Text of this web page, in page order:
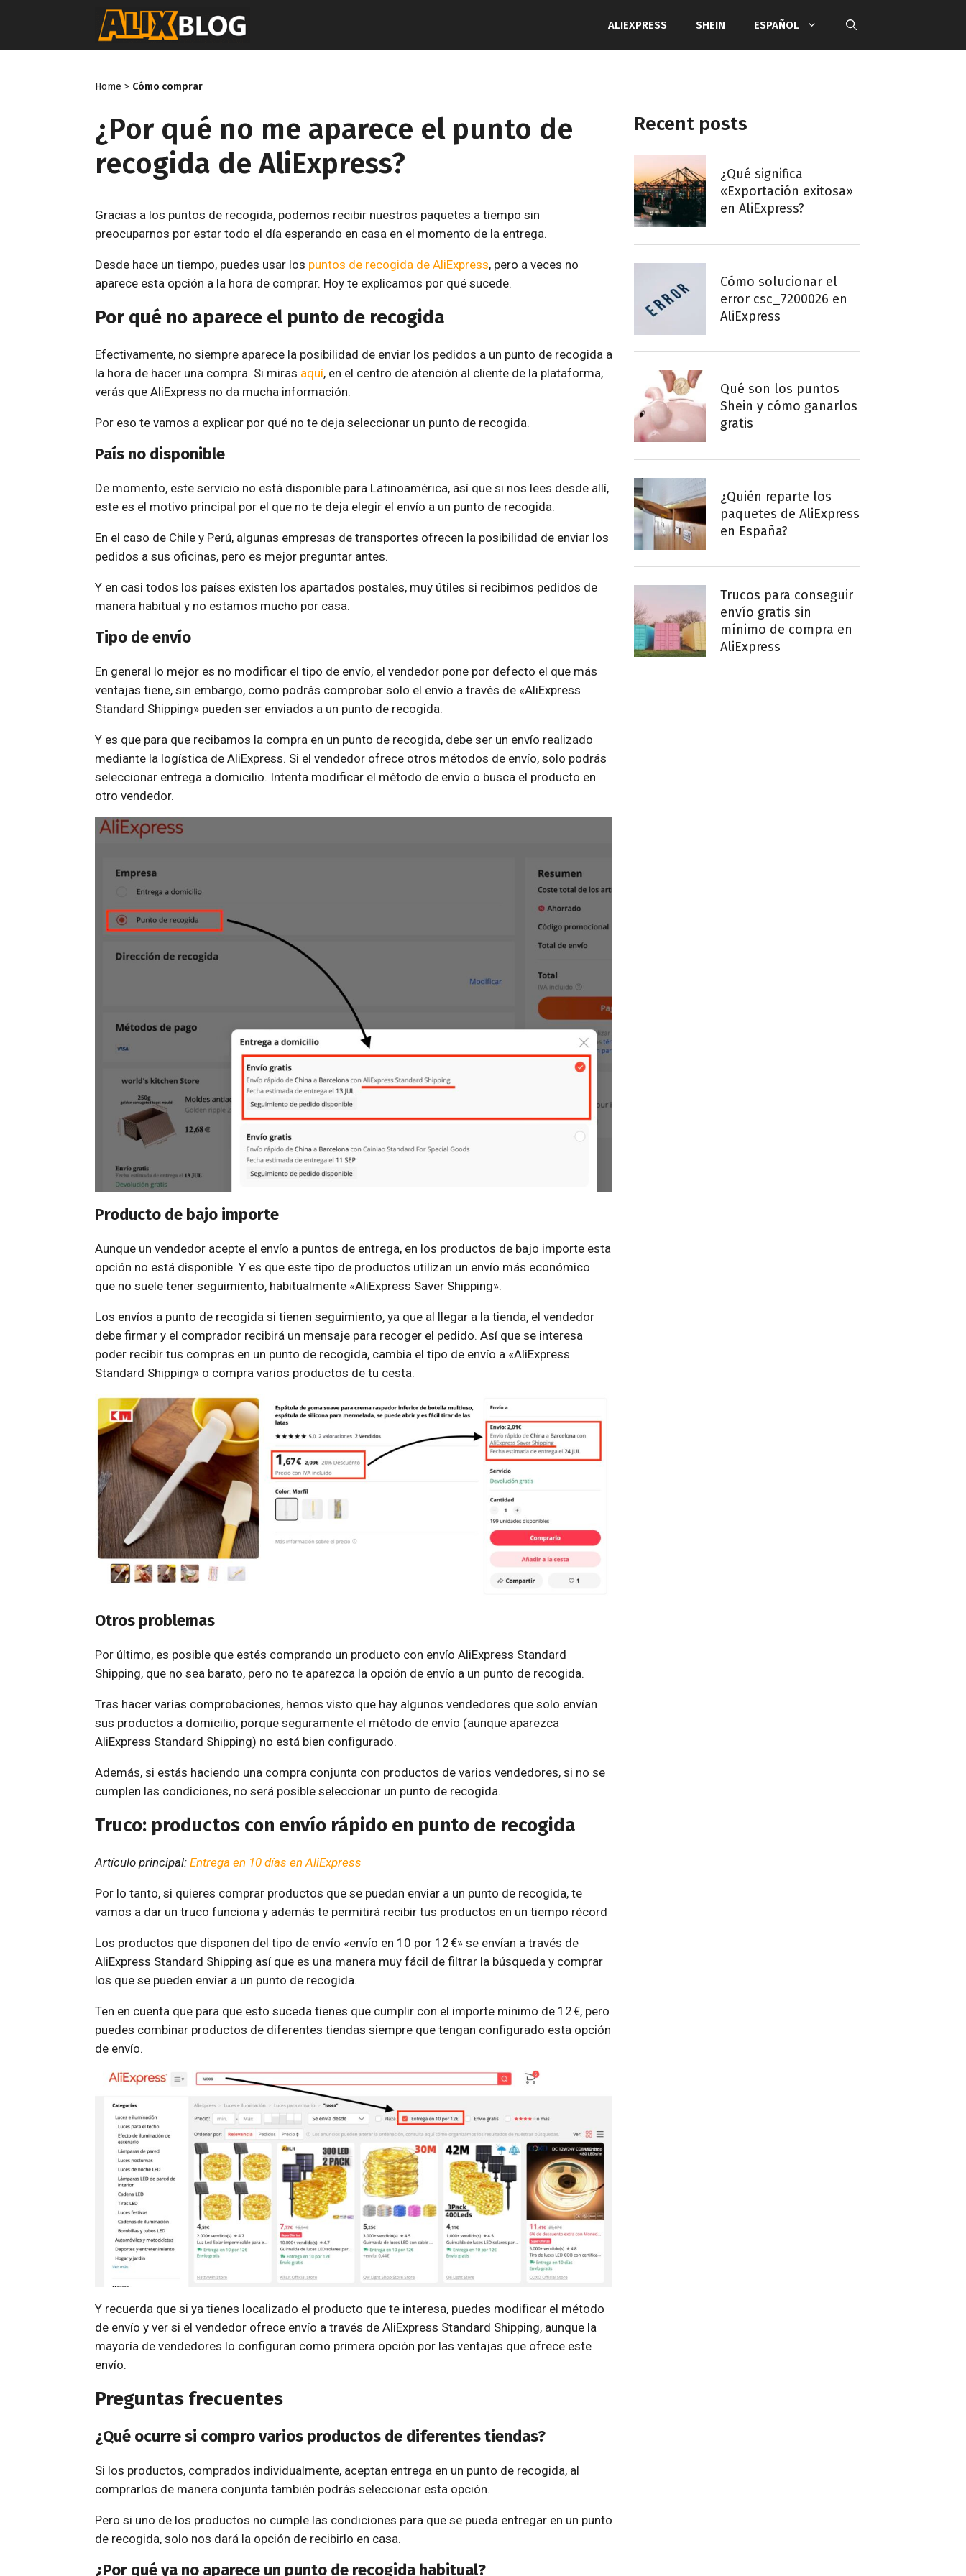
ALIEXPRESS SHEIN ESPAÑOL
Home > Cómo comprar
¿Por qué no me aparece el punto de
recogida de AliExpress?
Gracias a los puntos de recogida, podemos recibir nuestros paquetes a tiempo sin
preocuparnos por estar todo el día esperando en casa en el momento de la entrega.
Desde hace un tiempo, puedes usar los puntos de recogida de AliExpress, pero a veces no
aparece esta opción a la hora de comprar. Hoy te explicamos por qué sucede.
Por qué no aparece el punto de recogida
Efectivamente, no siempre aparece la posibilidad de enviar los pedidos a un punto de recogida a
la hora de hacer una compra. Si miras aquí, en el centro de atención al cliente de la plataforma,
verás que AliExpress no da mucha información.
Por eso te vamos a explicar por qué no te deja seleccionar un punto de recogida.
País no disponible
De momento, este servicio no está disponible para Latinoamérica, así que si nos lees desde allí,
este es el motivo principal por el que no te deja elegir el envío a un punto de recogida.
En el caso de Chile y Perú, algunas empresas de transportes ofrecen la posibilidad de enviar los
pedidos a sus oficinas, pero es mejor preguntar antes.
Y en casi todos los países existen los apartados postales, muy útiles si recibimos pedidos de
manera habitual y no estamos mucho por casa.
Tipo de envío
En general lo mejor es no modificar el tipo de envío, el vendedor pone por defecto el que más
ventajas tiene, sin embargo, como podrás comprobar solo el envío a través de «AliExpress
Standard Shipping» pueden ser enviados a un punto de recogida.
Y es que para que recibamos la compra en un punto de recogida, debe ser un envío realizado
mediante la logística de AliExpress. Si el vendedor ofrece otros métodos de envío, solo podrás
seleccionar entrega a domicilio. Intenta modificar el método de envío o busca el producto en
otro vendedor.
Producto de bajo importe
Aunque un vendedor acepte el envío a puntos de entrega, en los productos de bajo importe esta
opción no está disponible. Y es que este tipo de productos utilizan un envío más económico
que no suele tener seguimiento, habitualmente «AliExpress Saver Shipping».
Los envíos a punto de recogida si tienen seguimiento, ya que al llegar a la tienda, el vendedor
debe firmar y el comprador recibirá un mensaje para recoger el pedido. Así que se interesa
poder recibir tus compras en un punto de recogida, cambia el tipo de envío a «AliExpress
Standard Shipping» o compra varios productos de tu cesta.
Otros problemas
Por último, es posible que estés comprando un producto con envío AliExpress Standard
Shipping, que no sea barato, pero no te aparezca la opción de envío a un punto de recogida.
Tras hacer varias comprobaciones, hemos visto que hay algunos vendedores que solo envían
sus productos a domicilio, porque seguramente el método de envío (aunque aparezca
AliExpress Standard Shipping) no está bien configurado.
Además, si estás haciendo una compra conjunta con productos de varios vendedores, si no se
cumplen las condiciones, no será posible seleccionar un punto de recogida.
Truco: productos con envío rápido en punto de recogida
Artículo principal: Entrega en 10 días en AliExpress
Por lo tanto, si quieres comprar productos que se puedan enviar a un punto de recogida, te
vamos a dar un truco funciona y además te permitirá recibir tus productos en un tiempo récord
Los productos que disponen del tipo de envío «envío en 10 por 12 €» se envían a través de
AliExpress Standard Shipping así que es una manera muy fácil de filtrar la búsqueda y comprar
los que se pueden enviar a un punto de recogida.
Ten en cuenta que para que esto suceda tienes que cumplir con el importe mínimo de 12 €, pero
puedes combinar productos de diferentes tiendas siempre que tengan configurado esta opción
de envío.
Y recuerda que si ya tienes localizado el producto que te interesa, puedes modificar el método
de envío y ver si el vendedor ofrece envío a través de AliExpress Standard Shipping, aunque la
mayoría de vendedores lo configuran como primera opción por las ventajas que ofrece este
envío.
Preguntas frecuentes
¿Qué ocurre si compro varios productos de diferentes tiendas?
Si los productos, comprados individualmente, aceptan entrega en un punto de recogida, al
comprarlos de manera conjunta también podrás seleccionar esta opción.
Pero si uno de los productos no cumple las condiciones para que se pueda entregar en un punto
de recogida, solo nos dará la opción de recibirlo en casa.
¿Por qué ya no aparece un punto de recogida habitual?
Recent posts
¿Qué significa
«Exportación exitosa»
en AliExpress?
Cómo solucionar el
error csc_7200026 en
AliExpress
Qué son los puntos
Shein y cómo ganarlos
gratis
¿Quién reparte los
paquetes de AliExpress
en España?
Trucos para conseguir
envío gratis sin
mínimo de compra en
AliExpress